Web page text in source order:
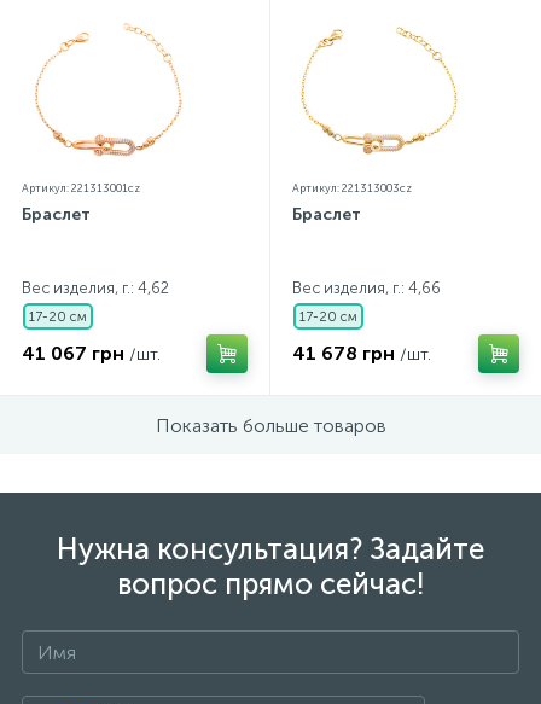
Артикул: 221313001cz
Браслет
Вес изделия, г.: 4,62
17-20 см
41 067 грн /шт.
Артикул: 221313003cz
Браслет
Вес изделия, г.: 4,66
17-20 см
41 678 грн /шт.
Показать больше товаров
Нужна консультация? Задайте
вопрос прямо сейчас!